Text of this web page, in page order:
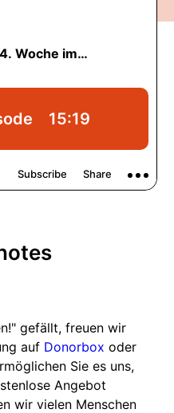
gefällt, freuen wir
auf Donorbox oder
Sie es uns,
Angebot
wir vielen Menschen